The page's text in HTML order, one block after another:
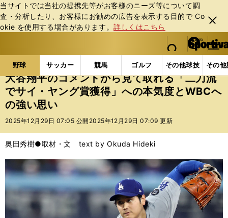
当サイトでは当社の提携先等がお客様のニーズ等について調
査・分析したり、お客様にお勧めの広告を表⽰する⽬的で Co
okie を使⽤する場合があります。詳しくはこちら
閉じ
る
web Sportiva (webスポルティーバ)
検索
マイペ
ー
ジ
メニュ
野球 サッカー 競馬 ゴルフ その他球技 その
b
ス
ポ
ル
テ
ー
バ
野球の記事一覧 MLB MLB 大谷翔平のコメント
大谷翔平のコメントから見て取れる「二刀流
でサイ・ヤング賞獲得」への本気度とWBCへ
の強い思い
2025年12月29日 07:05 公開 2025年12月29日 07:09 更新
奥田秀樹●取材・文 text by Okuda Hideki